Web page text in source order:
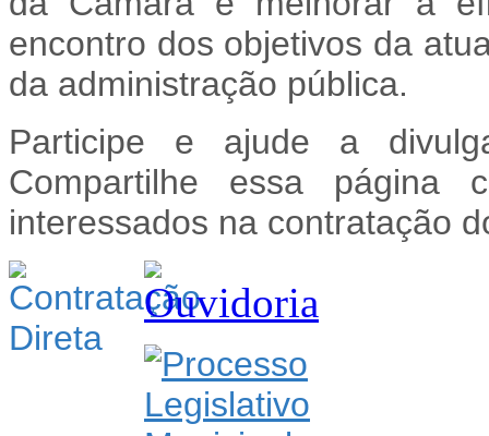
encontro dos objetivos da
da administração pública.
Participe e ajude a
Compartilhe essa página
interessados na contratação